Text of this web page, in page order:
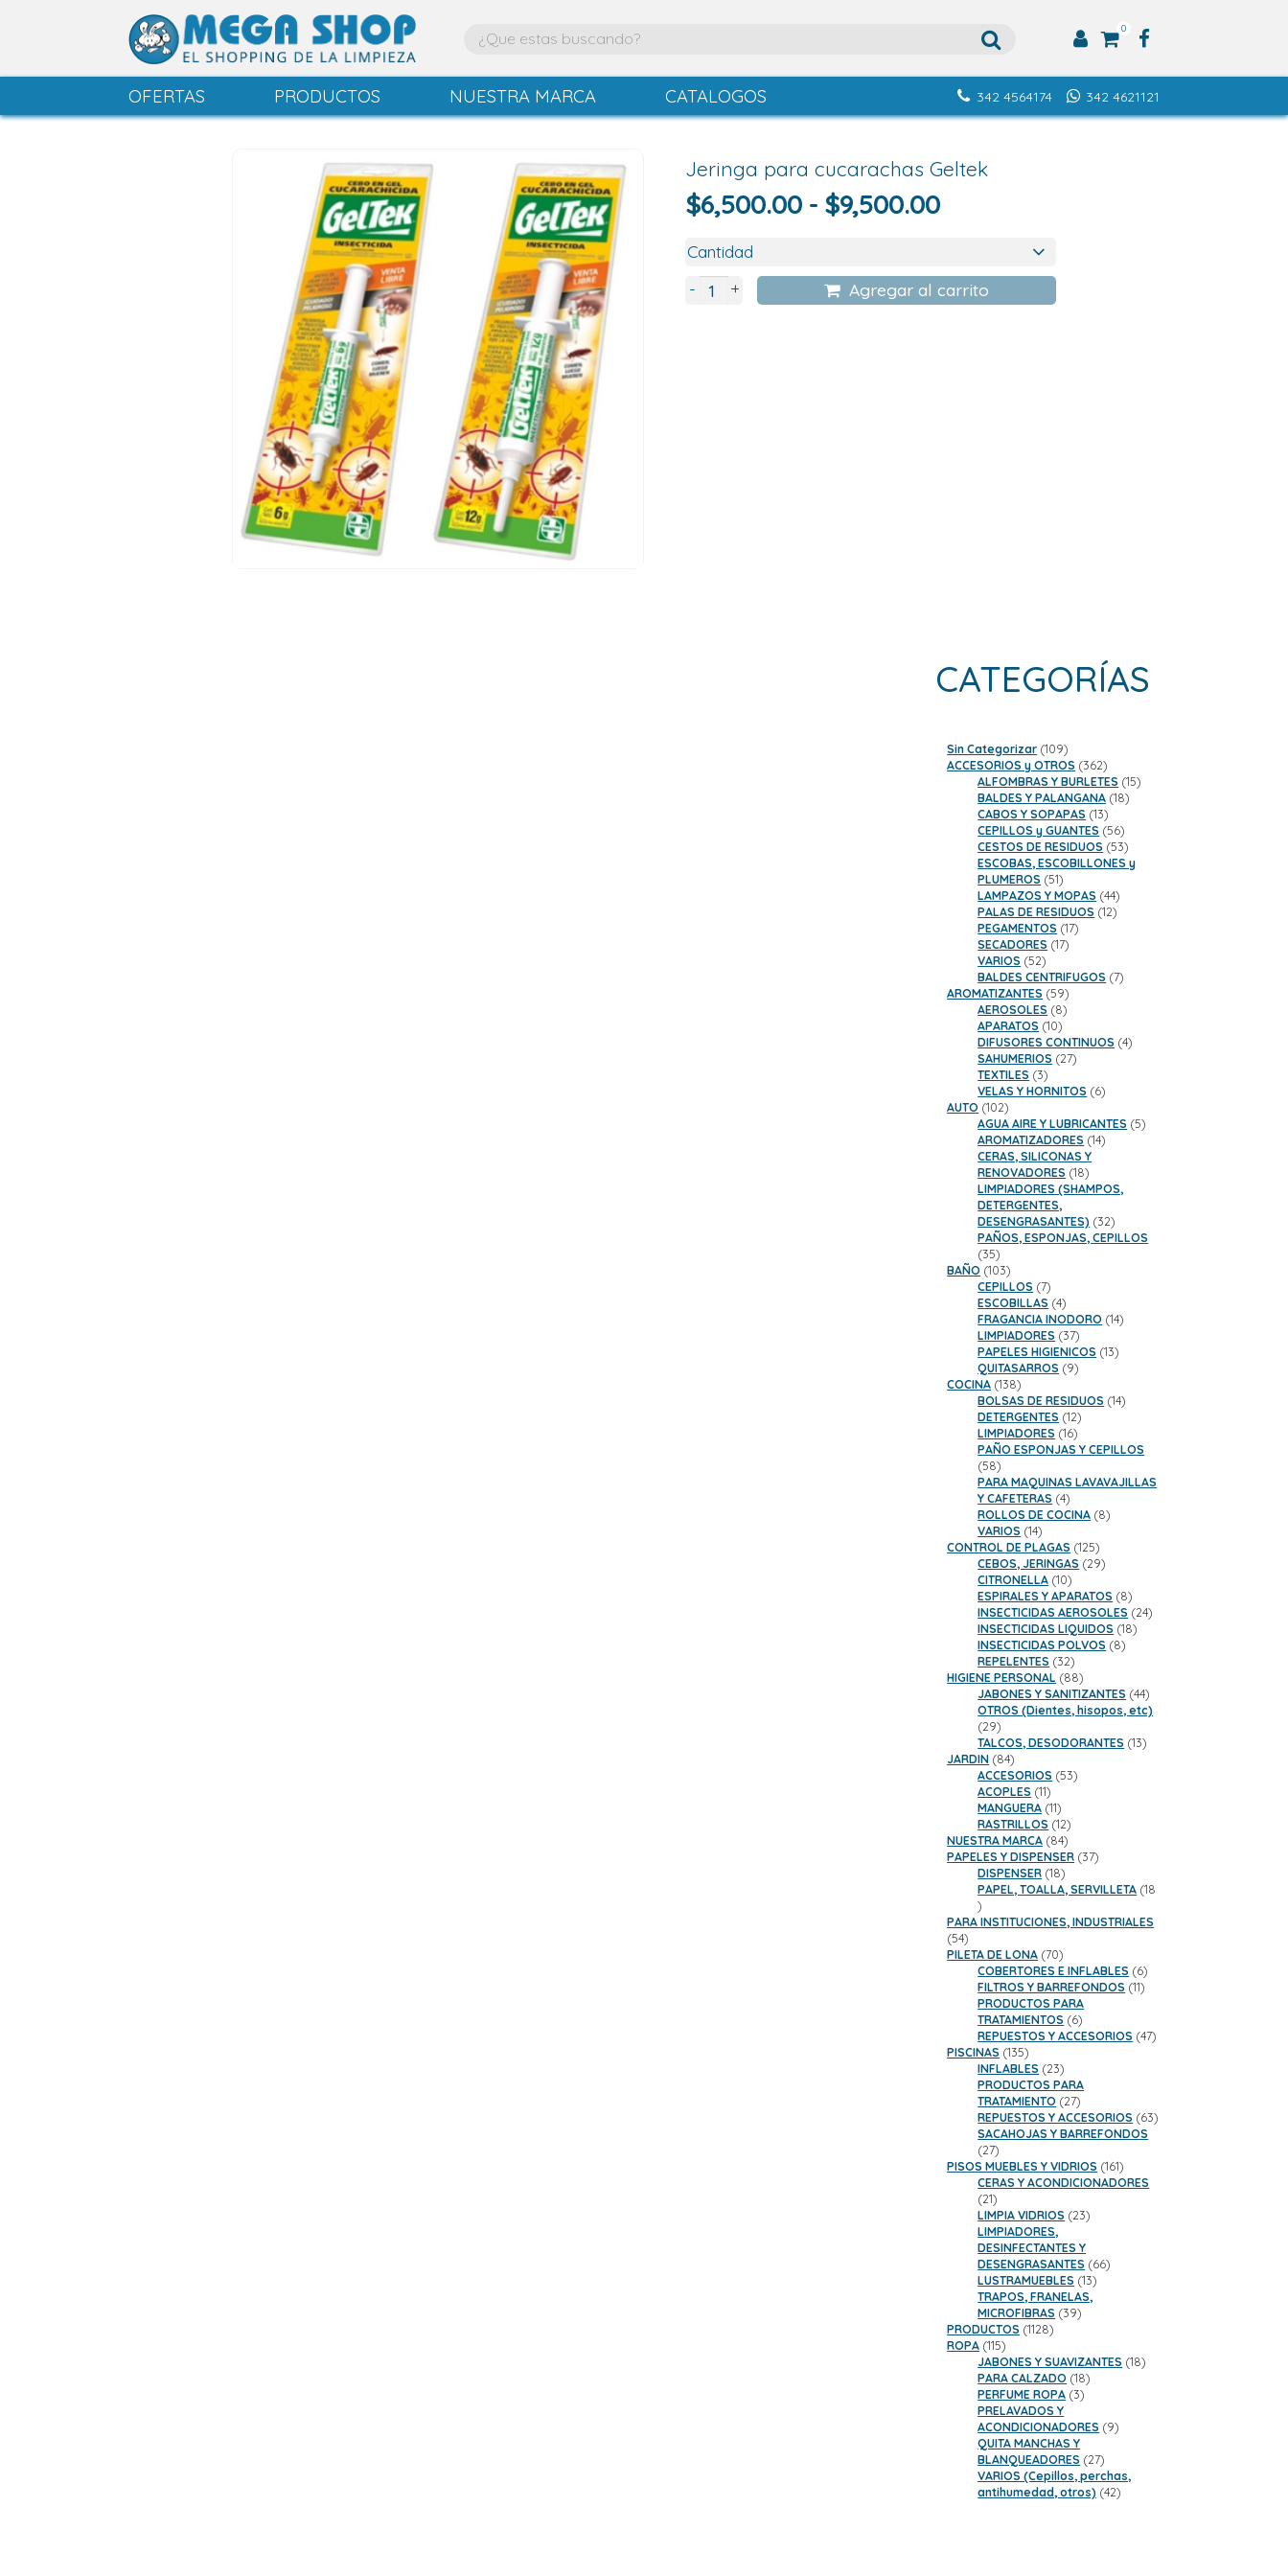
0
OFERTAS PRODUCTOS NUESTRA MARCA CATALOGOS 342 4621121
342 4564174
Jeringa para cucarachas Geltek
$6,500.00 - $9,500.00Rango
desde
- + Agregar al carrito
CATEGORÍAS
Sin Categorizar 109109
productos
ACCESORIOS y OTROS 362362
productos
ALFOMBRAS Y BURLETES 1515
BALDES Y PALANGANA 1818
CABOS Y SOPAPAS 1313
productos
CEPILLOS y GUANTES 5656
productos
CESTOS DE RESIDUOS 5353
productos
ESCOBAS, ESCOBILLONES y
PLUMEROS 5151
productos
LAMPAZOS Y MOPAS 4444
productos
PALAS DE RESIDUOS 1212
PEGAMENTOS 1717
SECADORES 1717
VARIOS 5252
productos
BALDES CENTRIFUGOS 77
AROMATIZANTES 5959
productos
AEROSOLES 88
APARATOS 1010
productos
DIFUSORES CONTINUOS 44
SAHUMERIOS 2727
TEXTILES 33
productos
VELAS Y HORNITOS 66
AUTO 102102
productos
AGUA AIRE Y LUBRICANTES 55
AROMATIZADORES 1414
CERAS, SILICONAS Y
RENOVADORES 1818
productos
LIMPIADORES (SHAMPOS,
DETERGENTES,
DESENGRASANTES) 3232
productos
PAÑOS, ESPONJAS, CEPILLOS
3535
productos
BAÑO 103103
productos
CEPILLOS 77
productos
ESCOBILLAS 44
productos
FRAGANCIA INODORO 1414
LIMPIADORES 3737
productos
PAPELES HIGIENICOS 1313
QUITASARROS 99
COCINA 138138
productos
BOLSAS DE RESIDUOS 1414
DETERGENTES 1212
productos
LIMPIADORES 1616
productos
PAÑO ESPONJAS Y CEPILLOS
5858
productos
PARA MAQUINAS LAVAVAJILLAS
Y CAFETERAS 44
productos
ROLLOS DE COCINA 88
VARIOS 1414
productos
CONTROL DE PLAGAS 125125
productos
CEBOS, JERINGAS 2929
CITRONELLA 1010
productos
ESPIRALES Y APARATOS 88
productos
INSECTICIDAS AEROSOLES 2424
INSECTICIDAS LIQUIDOS 1818
INSECTICIDAS POLVOS 88
REPELENTES 3232
productos
HIGIENE PERSONAL 8888
productos
JABONES Y SANITIZANTES 4444
productos
OTROS (Dientes, hisopos, etc)
2929
productos
TALCOS, DESODORANTES 1313
JARDIN 8484
productos
ACCESORIOS 5353
ACOPLES 1111
productos
MANGUERA 1111
productos
RASTRILLOS 1212
productos
NUESTRA MARCA 8484
productos
PAPELES Y DISPENSER 3737
DISPENSER 1818
productos
PAPEL, TOALLA, SERVILLETA 18
18
productos
PARA INSTITUCIONES, INDUSTRIALES
5454
productos
PILETA DE LONA 7070
productos
COBERTORES E INFLABLES 66
productos
FILTROS Y BARREFONDOS 1111
PRODUCTOS PARA
TRATAMIENTOS 66
productos
REPUESTOS Y ACCESORIOS 4747
PISCINAS 135135
productos
INFLABLES 2323
productos
PRODUCTOS PARA
TRATAMIENTO 2727
productos
REPUESTOS Y ACCESORIOS 6363
SACAHOJAS Y BARREFONDOS
2727
productos
PISOS MUEBLES Y VIDRIOS 161161
productos
CERAS Y ACONDICIONADORES
2121
productos
LIMPIA VIDRIOS 2323
LIMPIADORES,
DESINFECTANTES Y
DESENGRASANTES 6666
LUSTRAMUEBLES 1313
TRAPOS, FRANELAS,
MICROFIBRAS 3939
PRODUCTOS 11281128
ROPA 115115
productos
JABONES Y SUAVIZANTES 1818
PARA CALZADO 1818
PERFUME ROPA 33
PRELAVADOS Y
ACONDICIONADORES 99
QUITA MANCHAS Y
BLANQUEADORES 2727
productos
VARIOS (Cepillos, perchas,
antihumedad, otros) 4242